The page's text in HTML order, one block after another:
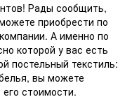
Рады сообщить,
приобрести по
А именно по
которой у вас есть
постельный текстиль:
вы можете
стоимости.